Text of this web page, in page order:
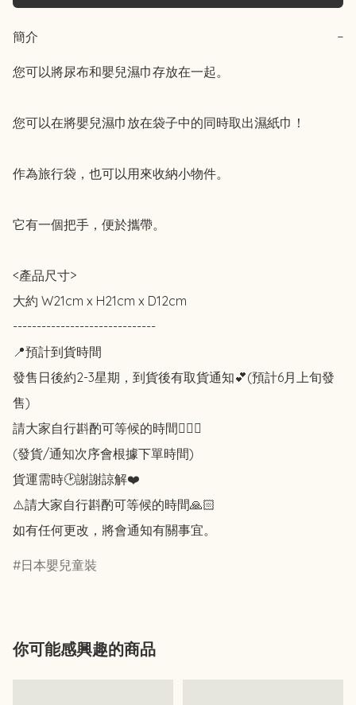
簡介 −
您可以將尿布和嬰兒濕巾存放在一起。
您可以在將嬰兒濕巾放在袋子中的同時取出濕紙巾！
作為旅行袋，也可以用來收納小物件。
它有一個把手，便於攜帶。
<產品尺寸>
大約 W21cm x H21cm x D12cm
------------------------------
📍預計到貨時間
發售日後約2-3星期，到貨後有取貨通知💕(預計6月上旬發
售)
請大家自行斟酌可等候的時間🙇🏻‍♀️
(發貨/通知次序會根據下單時間)
貨運需時🕑謝謝諒解❤️
⚠️請大家自行斟酌可等候的時間🙏🏻
如有任何更改，將會通知有關事宜。
日本嬰兒童裝
你可能感興趣的商品